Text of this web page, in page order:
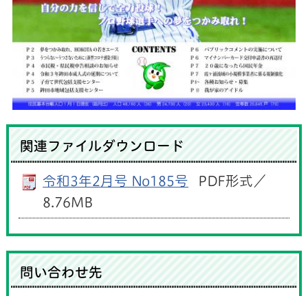
関連ファイルダウンロード
令和3年2月号 No185号
PDF形式／
8.76MB
問い合わせ先